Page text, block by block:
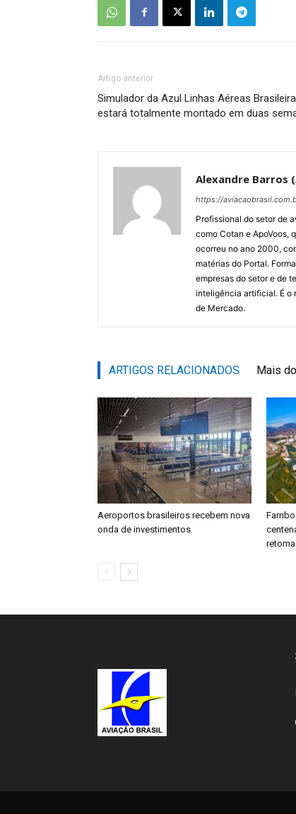
Artigo anterior
Simulador da Azul Linhas Aéreas
estará totalmente montado em duas
Alexandre Barros
https://
Profissional do setor de
como Cotan e ApoVoos,
ocorreu no ano 2000,
matérias do Portal.
empresas do setor e de
inteligência artificial. É o
de Mercado.
ARTIGOS RELACIONADOS Mais
Aeroportos brasileiros recebem nova
onda de investimentos